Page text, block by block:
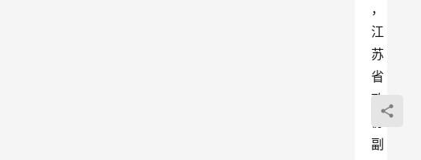
，
江
苏
省
政
协
副